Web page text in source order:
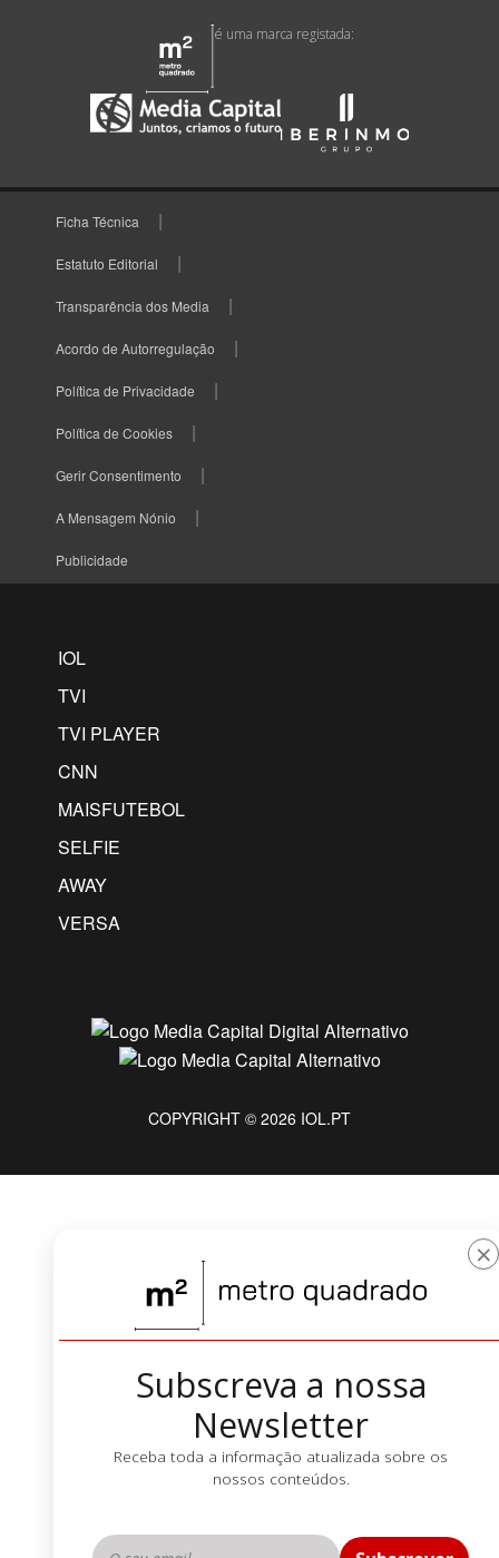
é uma marca registada:
Ficha Técnica
Estatuto Editorial
Transparência dos Media
Acordo de Autorregulação
Política de Privacidade
Política de Cookies
Gerir Consentimento
A Mensagem Nónio
Publicidade
IOL
TVI
TVI PLAYER
CNN
MAISFUTEBOL
SELFIE
AWAY
VERSA
COPYRIGHT © 2026 IOL.PT
×
Subscreva a nossa
Newsletter
Receba toda a informação atualizada sobre os
nossos conteúdos.